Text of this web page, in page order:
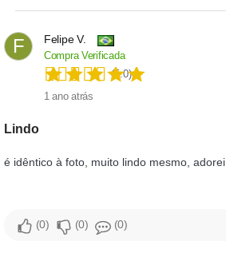
F Felipe V.
Compra Verificada
(5.0)
1 ano atrás
lindo
é idêntico à foto, muito lindo mesmo, adorei.
0 0 0